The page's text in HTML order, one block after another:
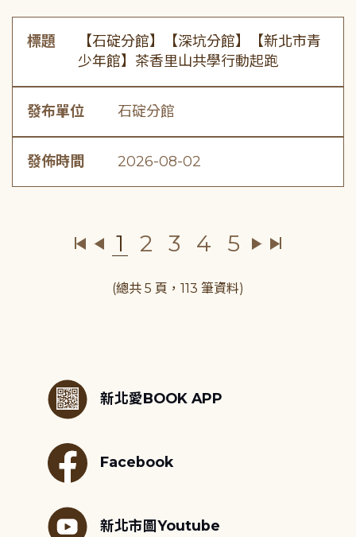
標題
【石碇分館】【深坑分館】【新北市青
少年館】茶香里山共學行動起跑
發布單位 石碇分館
發佈時間 2026-08-02
1 2 3 4 5
(總共 5 頁，113 筆資料)
新北愛BOOK APP
Facebook
新北市圖Youtube